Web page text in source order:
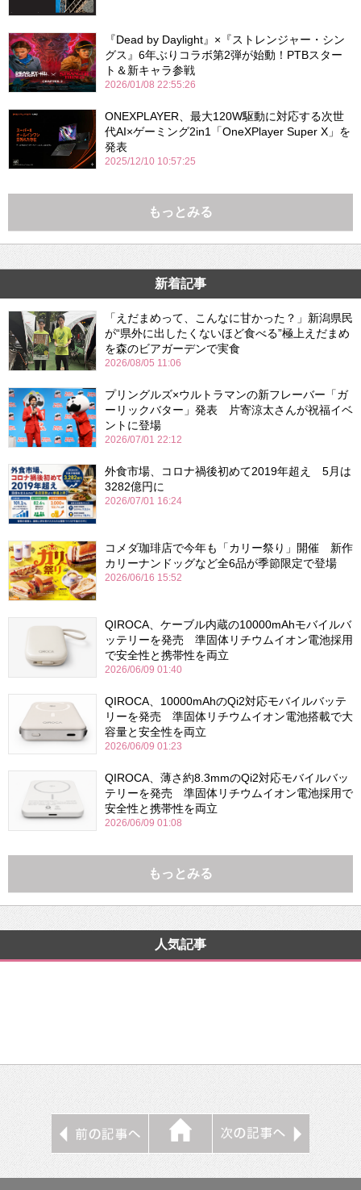
『Dead by Daylight』×『ストレンジャー・シン
グス』6年ぶりコラボ第2弾が始動！PTBスター
ト＆新キャラ参戦
2026/01/08 22:55:26
ONEXPLAYER、最大120W駆動に対応する次世
代AI×ゲーミング2in1「OneXPlayer Super X」を
発表
2025/12/10 10:57:25
もっとみる
新着記事
「えだまめって、こんなに甘かった？」新潟県民
が“県外に出したくないほど食べる”極上えだまめ
を森のビアガーデンで実食
2026/08/05 11:06
プリングルズ×ウルトラマンの新フレーバー「ガ
ーリックバター」発表 片寄涼太さんが祝福イベ
ントに登場
2026/07/01 22:12
外食市場、コロナ禍後初めて2019年超え 5月は
3282億円に
2026/07/01 16:24
コメダ珈琲店で今年も「カリー祭り」開催 新作
カリーナンドッグなど全6品が季節限定で登場
2026/06/16 15:52
QIROCA、ケーブル内蔵の10000mAhモバイルバ
ッテリーを発売 準固体リチウムイオン電池採用
で安全性と携帯性を両立
2026/06/09 01:40
QIROCA、10000mAhのQi2対応モバイルバッテ
リーを発売 準固体リチウムイオン電池搭載で大
容量と安全性を両立
2026/06/09 01:23
QIROCA、薄さ約8.3mmのQi2対応モバイルバッ
テリーを発売 準固体リチウムイオン電池採用で
安全性と携帯性を両立
2026/06/09 01:08
もっとみる
人気記事